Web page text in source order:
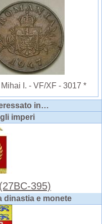
I. - VF/XF - 3017 *
in…
imperi
395)
dinastia e monete